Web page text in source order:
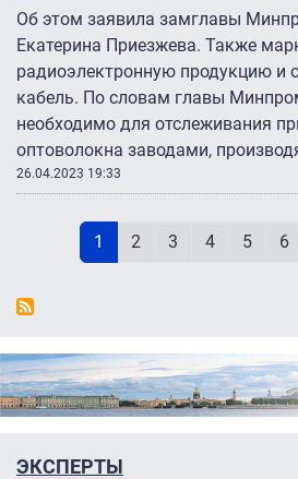
Об этом заявила замглавы
Екатерина Приезжева. Также
радиоэлектронную продукцию и
кабель. По словам главы
необходимо для отслеживания
оптоволокна заводами,
26.04.2023 19:33
Текущая страница
1 Page
2 Page
3 Page
4 Page
5 6
ЭКСПЕРТЫ